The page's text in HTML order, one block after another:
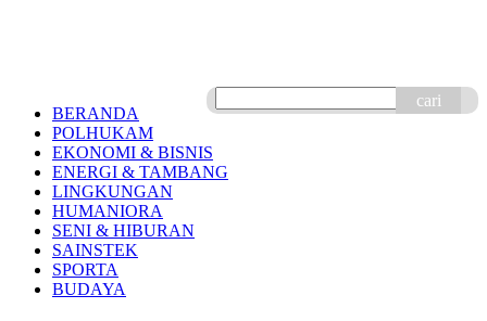
cari
BERANDA
POLHUKAM
EKONOMI & BISNIS
ENERGI & TAMBANG
LINGKUNGAN
HUMANIORA
SENI & HIBURAN
SAINSTEK
SPORTA
BUDAYA